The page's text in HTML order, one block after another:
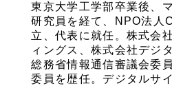
東京大学工学部卒業後、
研究員を経て、NPO法人
立、代表に就任。株式会
ィングス、株式会社デジ
総務省情報通信審議会委
委員を歴任。デジタルサ